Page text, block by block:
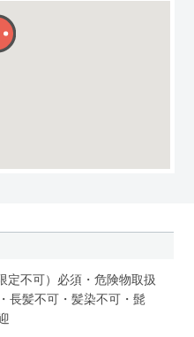
定不可）必須・危険物取扱
長髪不可・髪染不可・髭